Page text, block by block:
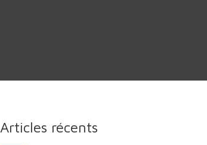
Articles récents